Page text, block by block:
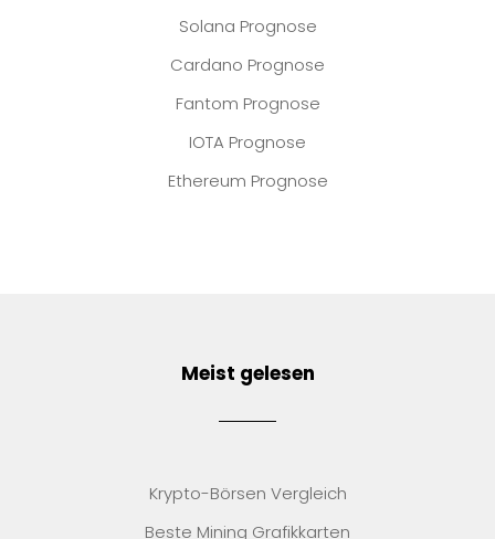
Solana Prognose
Cardano Prognose
Fantom Prognose
IOTA Prognose
Ethereum Prognose
Meist gelesen
Krypto-Börsen Vergleich
Beste Mining Grafikkarten